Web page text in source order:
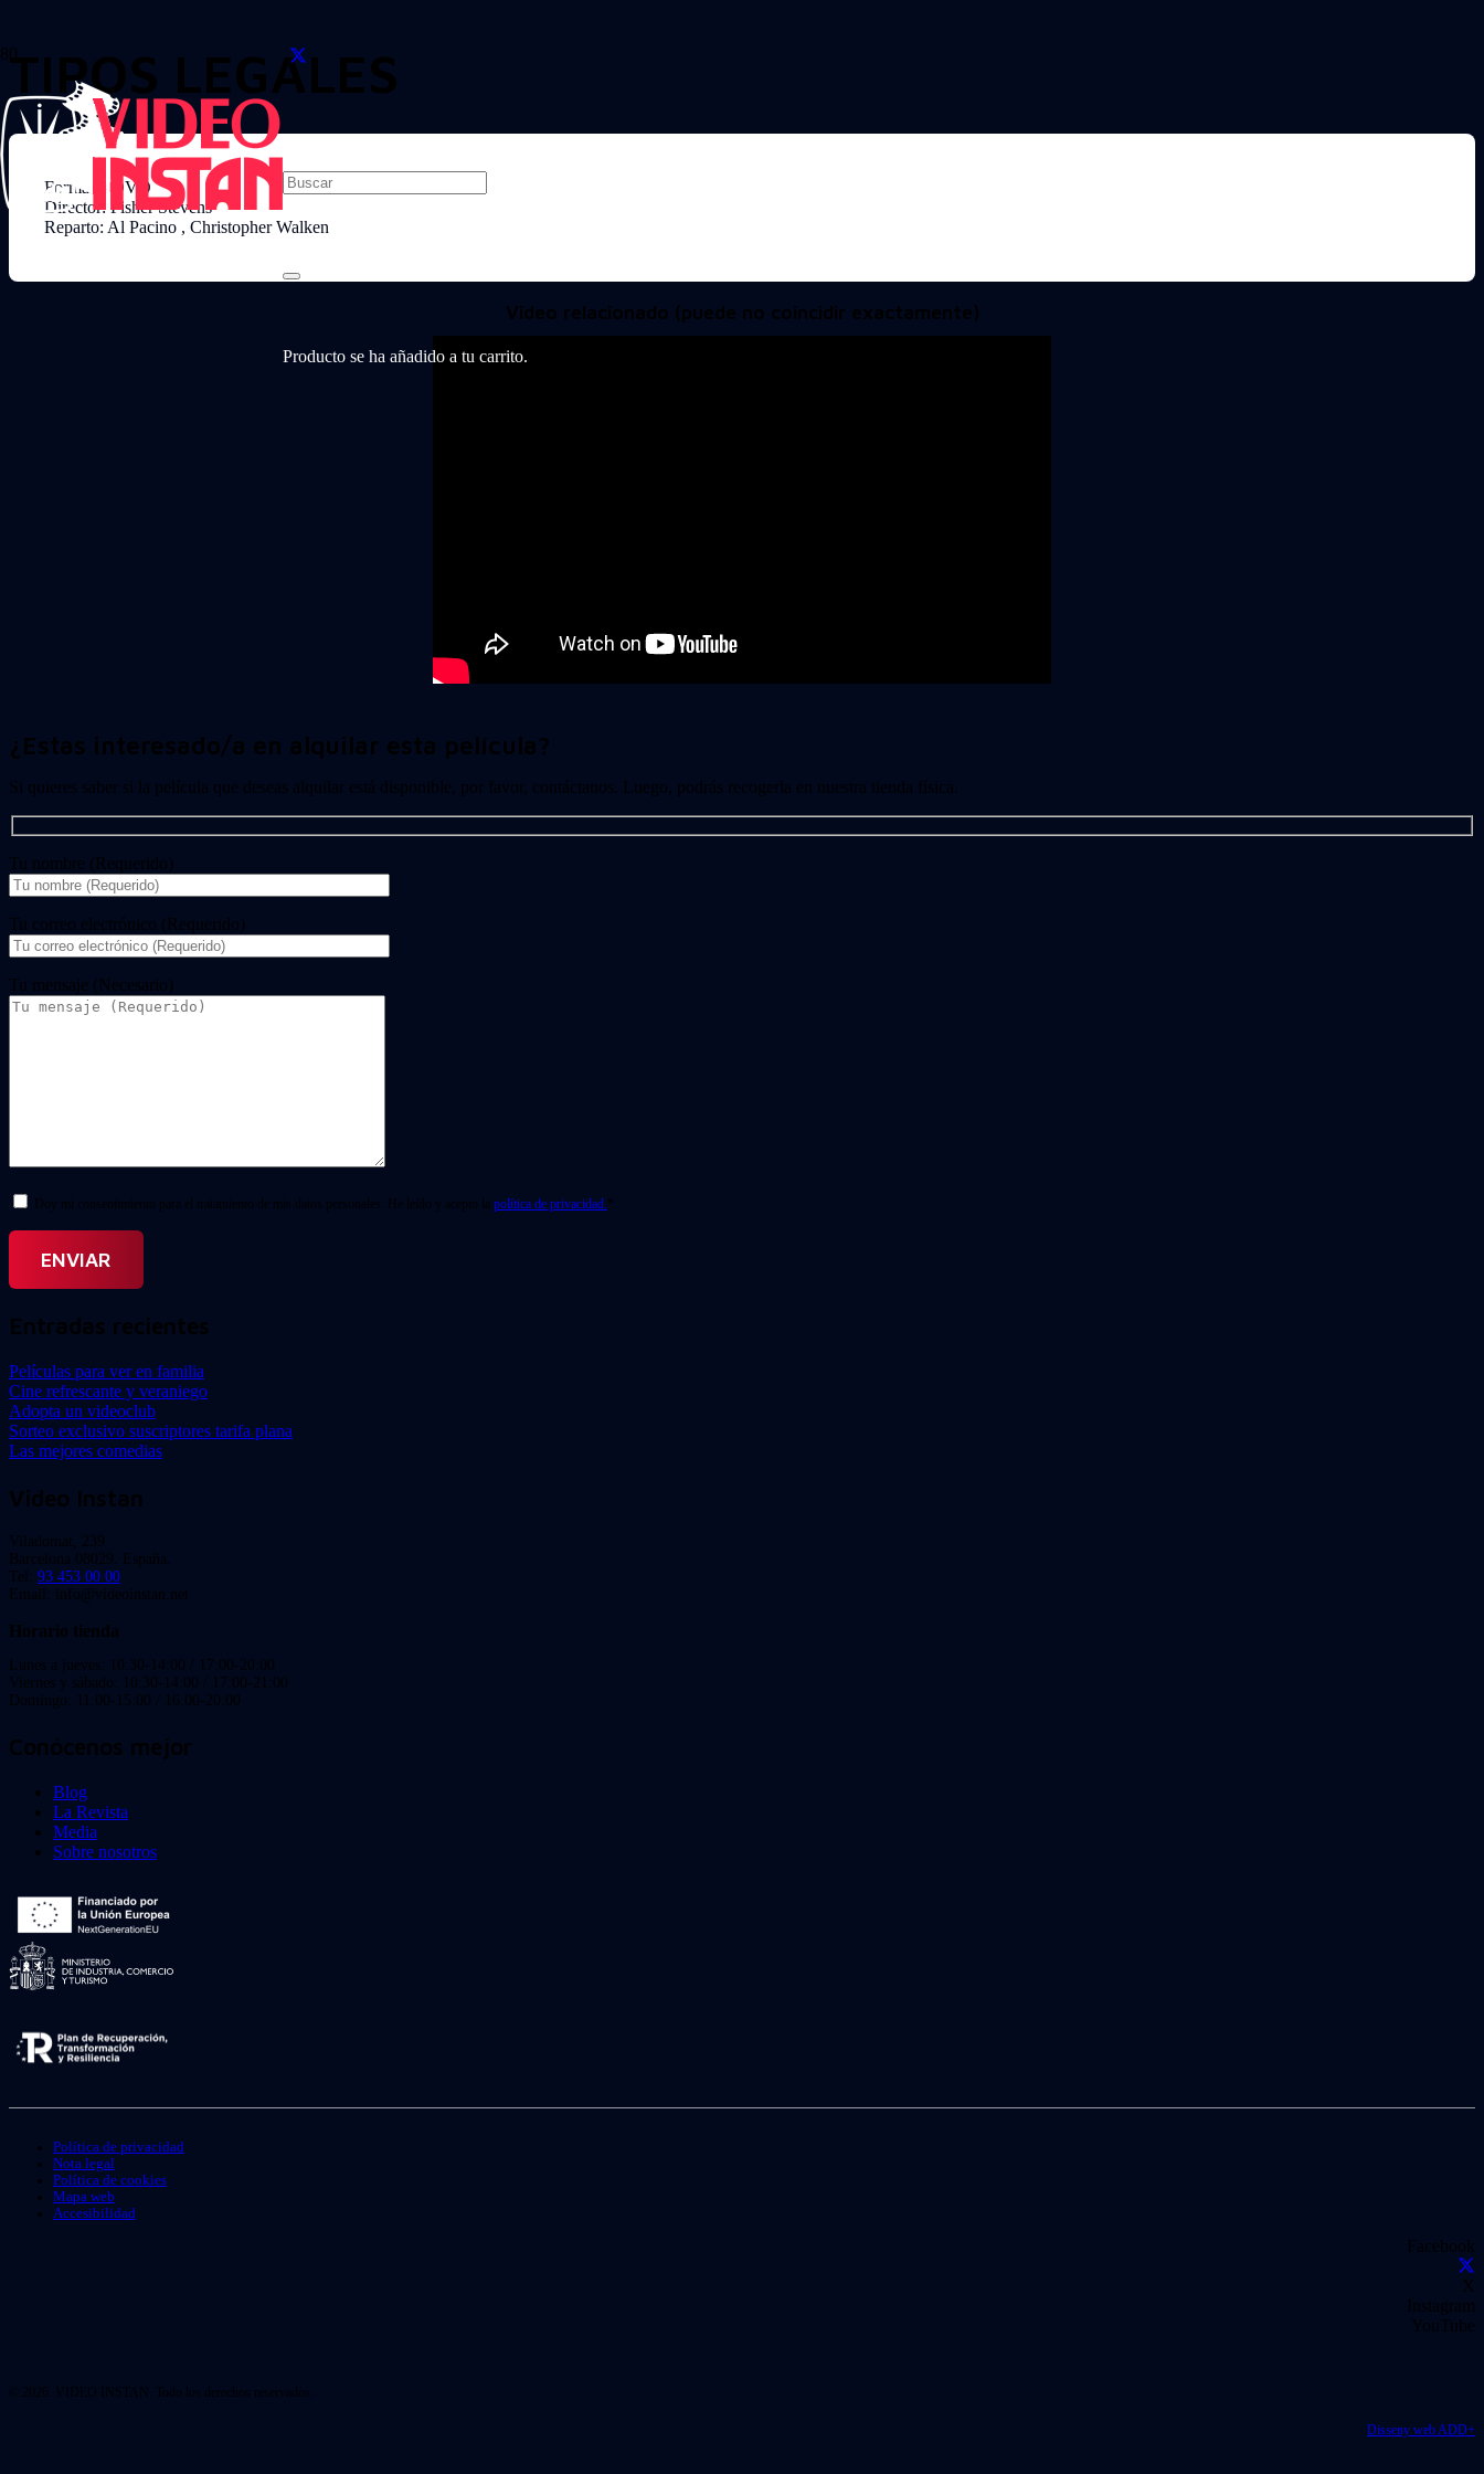
Producto se ha añadido a tu carrito.
TIPOS LEGALES
Formato: DVD
Director: Fisher Stevens
Reparto: Al Pacino , Christopher Walken
Video relacionado (puede no coincidir exactamente)
¿Estas interesado/a en alquilar esta película?
Si quieres saber si la película que deseas alquilar está disponible, por favor, contáctanos. Luego, podrás recogerla en nuestra tienda física.
Tu nombre (Requerido)
Tu correo electrónico (Requerido)
Tu mensaje (Necesario)
Doy mi consentimiento para el tratamiento de mis datos personales. He leído y acepto la política de privacidad. *
Entradas recientes
Películas para ver en familia
Cine refrescante y veraniego
Adopta un videoclub
Sorteo exclusivo suscriptores tarifa plana
Las mejores comedias
Video Instan
Viladomat, 239
Barcelona 08029. España.
Tel: 93 453 00 00
Email: info@videoinstan.net
Horario tienda
Lunes a jueves: 10:30-14:00 / 17:00-20:00
Viernes y sábado: 10:30-14:00 / 17:00-21:00
Domingo: 11:00-15:00 / 16:00-20:00
Conócenos mejor
Blog
La Revista
Media
Sobre nosotros
Política de privacidad
Nota legal
Política de cookies
Mapa web
Accesibilidad
Facebook
X
Instagram
YouTube
© 2026. VIDEO INSTAN. Todo los derechos reservados.
Disseny web ADD+